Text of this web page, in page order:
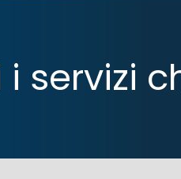
i servizi